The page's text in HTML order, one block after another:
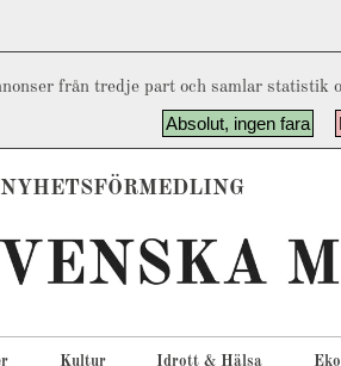
från tredje part och samlar
Absolut, ingen fara
Kultur Idrott & Hälsa